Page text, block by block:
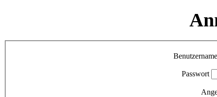
Benutzername
Passwort